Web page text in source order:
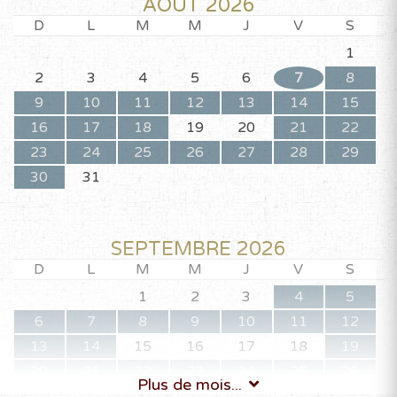
AOÛT 2026
D L M M J V
S
1
2
3 4 5 6 7
8
9
10 11 12 13 14
15
16
17 18 19 20 21
22
23
24 25 26 27 28
29
30
31
SEPTEMBRE 2026
D L M M J V
S
1
2 3 4
5
6
7 8 9 10 11
12
13
14 15 16 17 18
19
Plus de mois...